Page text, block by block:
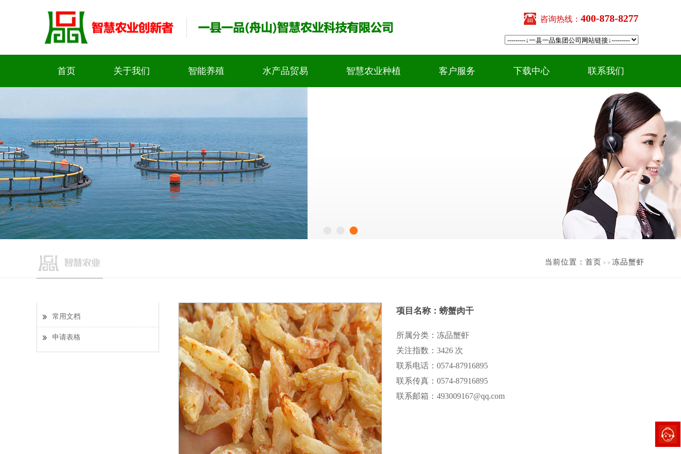
咨询热线： 400-878-8277
首页 关于我们 智能养殖 水产品贸易 智慧农业种植 客户服务 下载中心 联系我们
当前位置： 首页 > > 冻品蟹虾
常用文档
申请表格
项目名称：螃蟹肉干
所属分类：冻品蟹虾
关注指数：3426 次
联系电话：0574-87916895
联系传真：0574-87916895
联系邮箱：493009167@qq.com